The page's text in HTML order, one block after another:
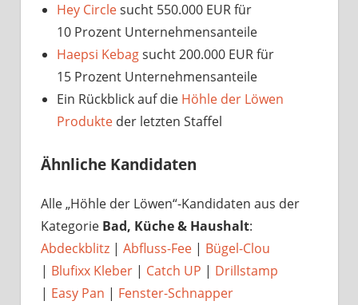
Hey Circlesucht 550.000 EUR für
10 Prozent Unternehmensanteile
Haepsi Kebagsucht 200.000 EUR für
15 Prozent Unternehmensanteile
Ein Rückblick auf die Höhle der Löwen
Produkte der letzten Staffel
Ähnliche Kandidaten
Alle „Höhle der Löwen“-Kandidaten aus der
Kategorie Bad, Küche & Haushalt:
Abdeckblitz | Abfluss-Fee | Bügel-Clou
| Blufixx Kleber | Catch UP | Drillstamp
| Easy Pan | Fenster-Schnapper